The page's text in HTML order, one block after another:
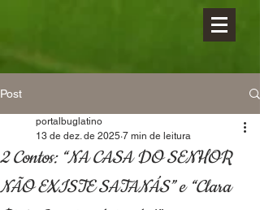
Post
2 Contos: “NA CASA DO SENHOR
NÃO EXISTE SATANÁS” e “Clara
portalbuglatino
13 de dez. de 2025 7 min de leitura